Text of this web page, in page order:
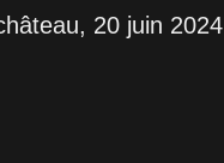
20 juin 2024